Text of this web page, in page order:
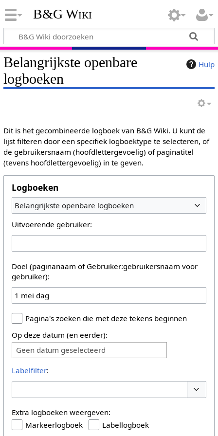
B&G Wiki
Hulp
Belangrijkste openbare
logboeken
Dit is het gecombineerde logboek van B&G Wiki. U kunt de
lijst filteren door een specifiek logboektype te selecteren, of
de gebruikersnaam (hoofdlettergevoelig) of paginatitel
(tevens hoofdlettergevoelig) in te geven.
Logboeken
Belangrijkste openbare logboeken
Uitvoerende gebruiker:
Doel (paginanaam of Gebruiker:gebruikersnaam voor
gebruiker):
Pagina's zoeken die met deze tekens beginnen
Op deze datum (en eerder):
Geen datum geselecteerd
Labelfilter:
Extra logboeken weergeven:
Markeerlogboek
Labellogboek